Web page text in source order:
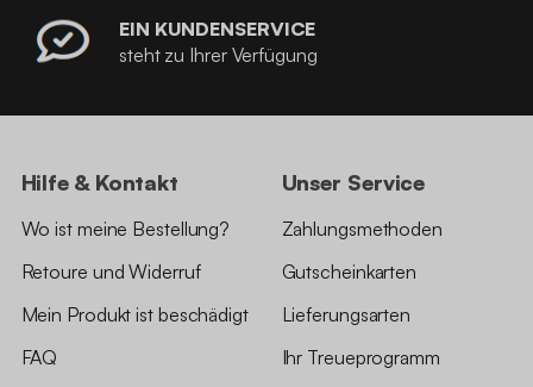
EIN KUNDENSERVICE
steht zu Ihrer Verfügung
Hilfe & Kontakt
Wo ist meine Bestellung?
Retoure und Widerruf
Mein Produkt ist beschädigt
FAQ
Unser Service
Zahlungsmethoden
Gutscheinkarten
Lieferungsarten
Ihr Treueprogramm